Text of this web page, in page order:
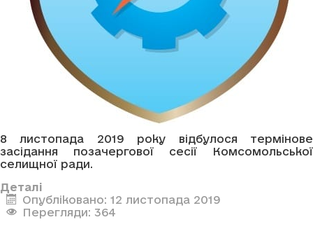
8 листопада 2019 року відбулося термінове
засідання позачергової сесії Комсомольської
селищної ради.
Деталі
Опубліковано: 12 листопада 2019
Перегляди: 364